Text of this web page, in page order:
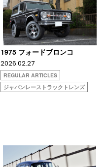
1975 フォードブロンコ
2026.02.27
REGULAR ARTICLES
ジャパンレーストラックトレンズ